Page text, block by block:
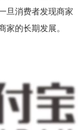
旦消费者发现商家
家的长期发展。